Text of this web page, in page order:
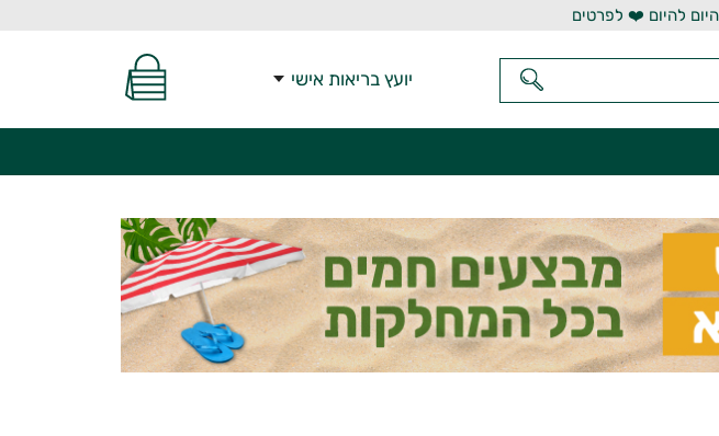
להיום ❤️ לפרטים
יועץ בריאות אישי